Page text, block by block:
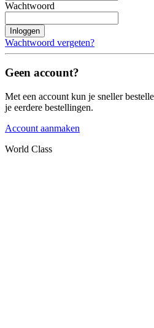
Wachtwoord
Inloggen
Wachtwoord vergeten?
Geen account?
Met een account kun je sneller
je eerdere bestellingen.
Account aanmaken
World Class